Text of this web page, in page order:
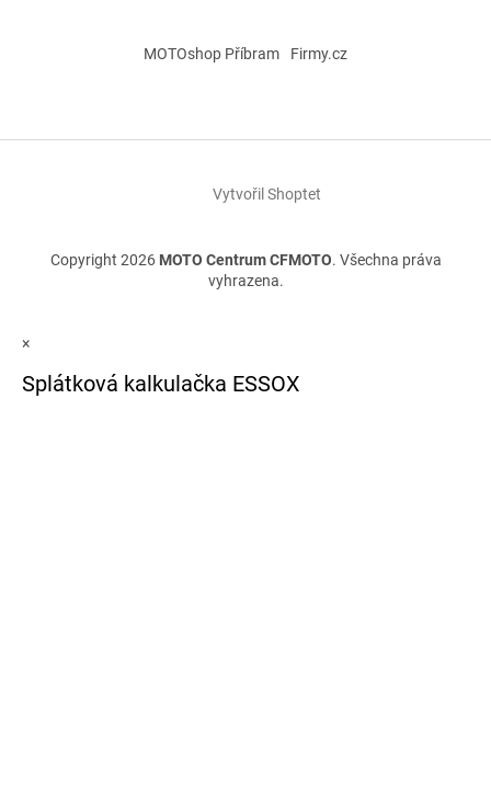
MOTOshop Příbram Firmy.cz
Vytvořil Shoptet
Copyright 2026 MOTO Centrum CFMOTO. Všechna práva
vyhrazena.
×
Splátková kalkulačka ESSOX